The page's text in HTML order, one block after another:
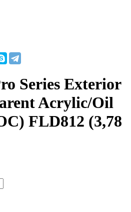
Series Exterior
Acrylic/Oil
FLD812 (3,78